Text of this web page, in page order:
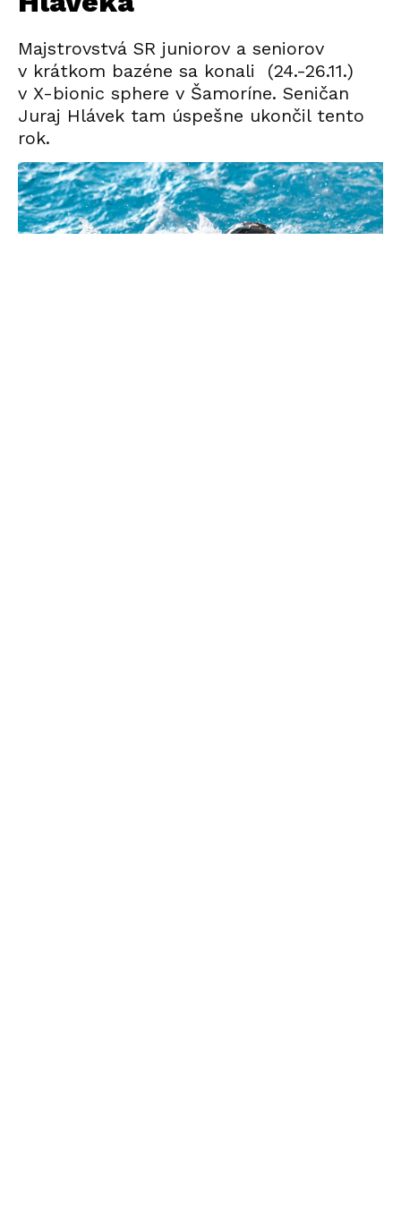
Majstrovstvá SR juniorov a seniorov
v krátkom bazéne sa konali (24.-26.11.)
v X-bionic sphere v Šamoríne. Seničan
Juraj Hlávek tam úspešne ukončil tento
rok.